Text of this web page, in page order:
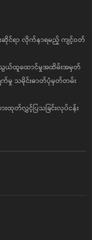
ဆိုင်ရာ လိုက်နာရမည့် ကျင့်ဝတ်
က်သွယ်ထူထောင်မှုအထိမ်းအမှတ်
င်ရွက်မှု သမိုင်းဓာတ်ပုံမှတ်တမ်း
တ်လွှင့်ပြသခြင်းလုပ်ငန်း